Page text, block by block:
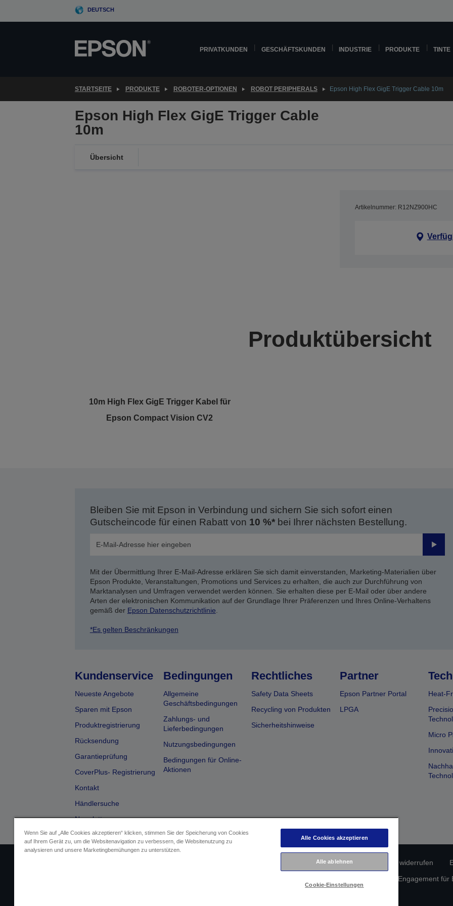
DEUTSCH
PRIVATKUNDEN GESCHÄFTSKUNDEN INDUSTRIE PRODUKTE TINTE
STARTSEITE PRODUKTE ROBOTER-OPTIONEN ROBOT PERIPHERALS Epson High Flex GigE Trigger Cable 10m
Epson High Flex GigE Trigger Cable
10m
Übersicht
Artikelnummer: R12NZ900HC
Produktübersicht
10m High Flex GigE Trigger Kabel für
Epson Compact Vision CV2
Bleiben Sie mit Epson in Verbindung und sichern Sie sich sofort einen
Gutscheincode für einen Rabatt von 10 %*bei Ihrer nächsten Bestellung.
Mit der Übermittlung Ihrer E-Mail-Adresse erklären Sie sich damit einverstanden, Marketing-Materialien über
Epson Produkte, Veranstaltungen, Promotions und Services zu erhalten, die auch zur Durchführung von
Marktanalysen und Umfragen verwendet werden können. Sie erhalten diese per E-Mail oder über andere
Arten der elektronischen Kommunikation auf der Grundlage Ihrer Präferenzen und Ihres Online-Verhaltens
gemäß der Epson Datenschutzrichtlinie
*Es gelten Beschränkungen
Kundenservice
Neueste Angebote
Sparen mit Epson
Produktregistrierung
Rücksendung
Garantieprüfung
CoverPlus- Registrierung
Kontakt
Händlersuche
Newsletter
Bedingungen
Allgemeine
Geschäftsbedingungen
Zahlungs- und
Lieferbedingungen
Nutzungsbedingungen
Bedingungen für Online-
Aktionen
Rechtliches
Safety Data Sheets
Recycling von Produkten
Sicherheitshinweise
Partner
Epson Partner Portal
LPGA
Heat-
Micro
Datenschutzrichtlinie Vertrag widerrufen
Epson Engagement
Wenn Sie auf „Alle Cookies akzeptieren“ klicken, stimmen Sie der Speicherung von Cookies
auf Ihrem Gerät zu, um die Websitenavigation zu verbessern, die Websitenutzung zu
analysieren und unsere Marketingbemühungen zu unterstützen.
Alle Cookies akzeptieren
Alle ablehnen
Cookie-Einstellungen